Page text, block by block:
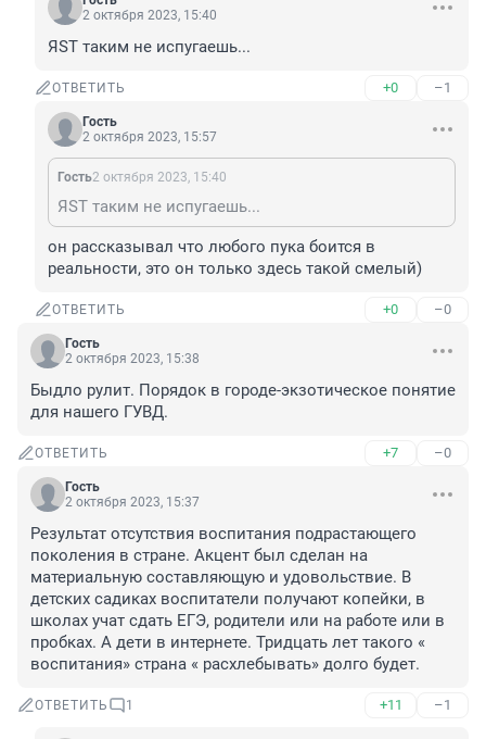
2 октября 2023, 15:40
ЯST таким не испугаешь...
ОТВЕТИТЬ +0 –1
Гость
2 октября 2023, 15:57
Гость2 октября 2023, 15:40
ЯST таким не испугаешь...
он рассказывал что любого пука боится в
реальности, это он только здесь такой смелый)
ОТВЕТИТЬ +0 –0
Гость
2 октября 2023, 15:38
Быдло рулит. Порядок в городе-экзотическое понятие
для нашего ГУВД.
ОТВЕТИТЬ +7 –0
Гость
2 октября 2023, 15:37
Результат отсутствия воспитания подрастающего
поколения в стране. Акцент был сделан на
материальную составляющую и удовольствие. В
детских садиках воспитатели получают копейки, в
школах учат сдать ЕГЭ, родители или на работе или в
пробках. А дети в интернете. Тридцать лет такого «
воспитания» страна « расхлебывать» долго будет.
ОТВЕТИТЬ 1 +11 –1